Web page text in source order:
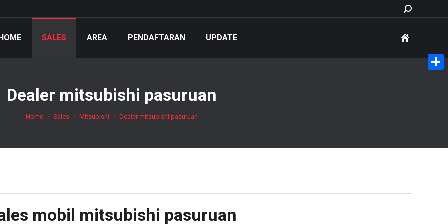
Search:
SALES AREA PENDAFTARAN UPDATE
Dealer mitsubishi pasuruan
You are here:
Home Sales Mitsubishi Dealer mitsubishi pasuruan
mobil mitsubishi pasuruan